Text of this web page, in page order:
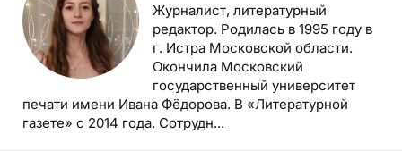
Журналист, литературный
редактор. Родилась в 1995 году в
г. Истра Московской области.
Окончила Московский
государственный университет
печати имени Ивана Фёдорова. В «Литературной
газете» с 2014 года. Сотрудн...